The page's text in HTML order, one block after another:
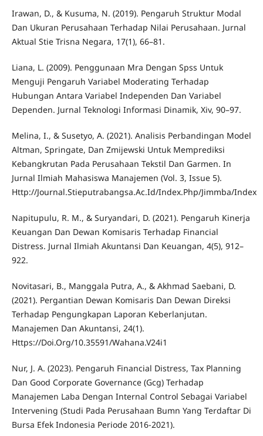
Irawan, D., & Kusuma, N. (2019). Pengaruh Struktur Modal
Dan Ukuran Perusahaan Terhadap Nilai Perusahaan. Jurnal
Aktual Stie Trisna Negara, 17(1), 66–81.
Liana, L. (2009). Penggunaan Mra Dengan Spss Untuk
Menguji Pengaruh Variabel Moderating Terhadap
Hubungan Antara Variabel Independen Dan Variabel
Dependen. Jurnal Teknologi Informasi Dinamik, Xiv, 90–97.
Melina, I., & Susetyo, A. (2021). Analisis Perbandingan Model
Altman, Springate, Dan Zmijewski Untuk Memprediksi
Kebangkrutan Pada Perusahaan Tekstil Dan Garmen. In
Jurnal Ilmiah Mahasiswa Manajemen (Vol. 3, Issue 5).
Http://Journal.Stieputrabangsa.Ac.Id/Index.Php/Jimmba/Index
Napitupulu, R. M., & Suryandari, D. (2021). Pengaruh Kinerja
Keuangan Dan Dewan Komisaris Terhadap Financial
Distress. Jurnal Ilmiah Akuntansi Dan Keuangan, 4(5), 912–
922.
Novitasari, B., Manggala Putra, A., & Akhmad Saebani, D.
(2021). Pergantian Dewan Komisaris Dan Dewan Direksi
Terhadap Pengungkapan Laporan Keberlanjutan.
Manajemen Dan Akuntansi, 24(1).
Https://Doi.Org/10.35591/Wahana.V24i1
Nur, J. A. (2023). Pengaruh Financial Distress, Tax Planning
Dan Good Corporate Governance (Gcg) Terhadap
Manajemen Laba Dengan Internal Control Sebagai Variabel
Intervening (Studi Pada Perusahaan Bumn Yang Terdaftar Di
Bursa Efek Indonesia Periode 2016-2021).